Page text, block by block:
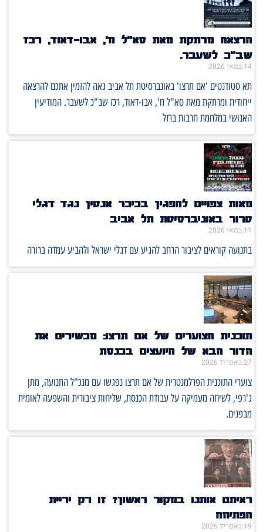
הרצאה מרתקת מאת סא"ל ח', אבו-דאוד, רכז
שב"כ לשעבר.
14 במאי 2026
תא סטודנטים 'אם תרצו' באונברסיטת תל אביב גאה להזמין אתכם להרצאה
ייחודית ומרתקת מאת סא"ל ח', אבו-דאוד, רכז שב"כ לשעבר. המודיעין
האנושי במלחמת חרבות ברזל
מאות צפויים להפגין בכיכר אנטין נגד דגלי
טרור באוניברסיטת תל אביב
11 במאי 2026
בתנועה קוראים לציבור הרחב להגיע עם דגלי ישראל ולהביע עמדה ברורה
תוכנית הצוערים של אם תרצו: מכשירים את
הדור הבא של היועצים בכנסת
27 באפריל 2026
צוערי התוכנית הפרלמנטרית של אם תרצו נפגשו עם מנכ"ל התנועה, מתן
ג'רפי, לשיחה מעמיקה על עבודת הכנסת, שליחות ציבורית והשפעה לאומית
מבפנים.
ראיתם אותנו במקור ראשון? זו רק יריית
הפתיחה
19 באפריל 2026